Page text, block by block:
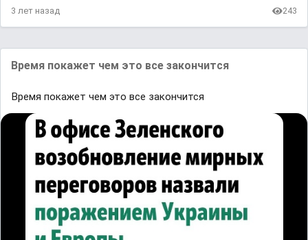
3 лет назад 243
Время покажет чем это все закончится
Время покажет чем это все закончится